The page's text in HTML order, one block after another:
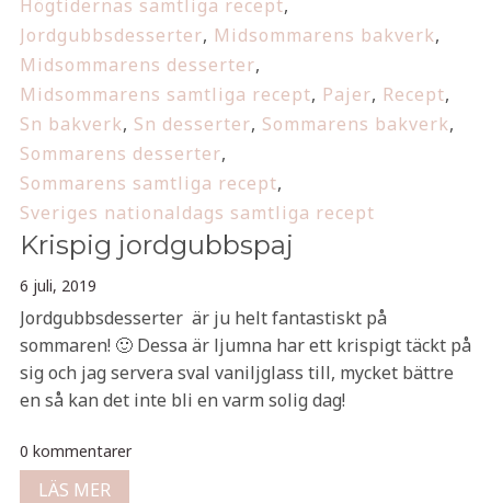
Högtidernas samtliga recept,
Jordgubbsdesserter, Midsommarens bakverk,
Midsommarens desserter,
Midsommarens samtliga recept, Pajer, Recept,
Sn bakverk, Sn desserter, Sommarens bakverk,
Sommarens desserter,
Sommarens samtliga recept,
Sveriges nationaldags samtliga recept
Krispig jordgubbspaj
6 juli, 2019
Jordgubbsdesserter är ju helt fantastiskt på
sommaren! 🙂 Dessa är ljumna har ett krispigt täckt på
sig och jag servera sval vaniljglass till, mycket bättre
en så kan det inte bli en varm solig dag!
0 kommentarer
LÄS MER